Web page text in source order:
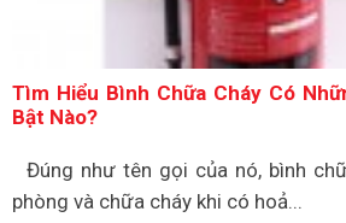
Tìm Hiểu Bình Chữa Cháy Có
Bật Nào?
Đúng như tên gọi của nó, bình
phòng và chữa cháy khi có hoả...